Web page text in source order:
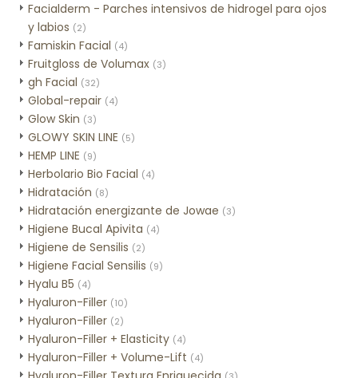
Facialderm - Parches intensivos de hidrogel para ojos
y labios (2)
Famiskin Facial (4)
Fruitgloss de Volumax (3)
gh Facial (32)
Global-repair (4)
Glow Skin (3)
GLOWY SKIN LINE (5)
HEMP LINE (9)
Herbolario Bio Facial (4)
Hidratación (8)
Hidratación energizante de Jowae (3)
Higiene Bucal Apivita (4)
Higiene de Sensilis (2)
Higiene Facial Sensilis (9)
Hyalu B5 (4)
Hyaluron-Filler (10)
Hyaluron-Filler (2)
Hyaluron-Filler + Elasticity (4)
Hyaluron-Filler + Volume-Lift (4)